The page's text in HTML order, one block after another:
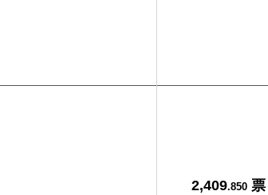
2,409.850票